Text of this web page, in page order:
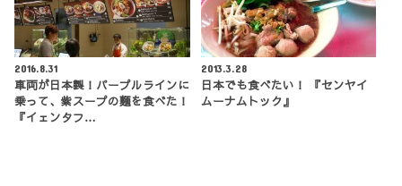
2016.8.31
車両が日本製！パープルラインに
乗って、紫スープの麵を食べた！
『イェンタフ…
2013.3.28
日本でも食べたい！ 『センヤイ
ムーナムトック』